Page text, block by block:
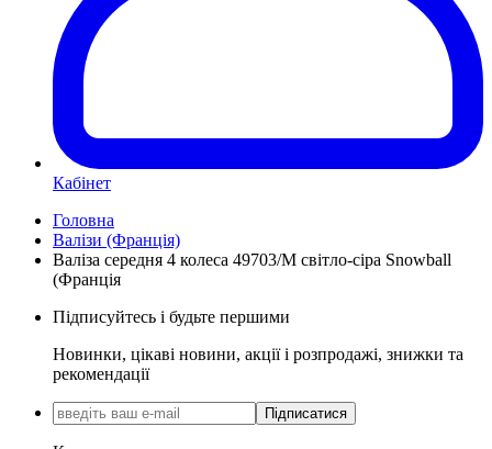
Кабінет
Головна
Валізи (Франція)
Валіза середня 4 колеса 49703/M світло-сіра Snowball
(Франція
Підписуйтесь і будьте першими
Новинки, цікаві новини, акції і розпродажі, знижки та
рекомендації
Підписатися